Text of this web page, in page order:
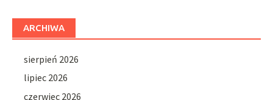
ARCHIWA
sierpień 2026
lipiec 2026
czerwiec 2026